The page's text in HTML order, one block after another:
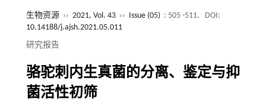
生物资源 ›› 2021, Vol. 43 ›› Issue (05) : 505 -511.
DOI:
10.14188/j.ajsh.2021.05.011
研究报告
骆驼刺内生真菌的分离、鉴定与抑
菌活性初筛